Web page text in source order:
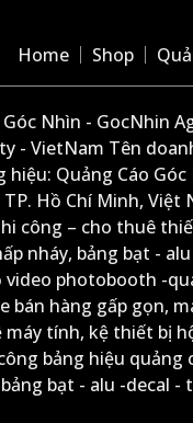
Home Shop
Nhìn - GocNhin
- VietNam Tên
Quảng Cáo
Hồ Chí Minh,
công – cho thuê
nháy, bảng bạt -
photobooth -
bán hàng gấp gọn,
tính, kệ thiết bị
bảng hiệu quảng
bạt - alu -decal -